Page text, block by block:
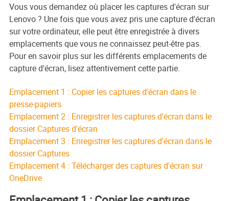
Vous vous demandez où placer les captures d'écran sur
Lenovo ? Une fois que vous avez pris une capture d'écran
sur votre ordinateur, elle peut être enregistrée à divers
emplacements que vous ne connaissez peut-être pas.
Pour en savoir plus sur les différents emplacements de
capture d'écran, lisez attentivement cette partie.
Emplacement 1 : Copier les captures d'écran dans le
presse-papiers
Emplacement 2 : Enregistrer les captures d'écran dans le
dossier Captures d'écran
Emplacement 3 : Enregistrer les captures d'écran dans le
dossier Captures
Emplacement 4 : Télécharger des captures d'écran sur
OneDrive